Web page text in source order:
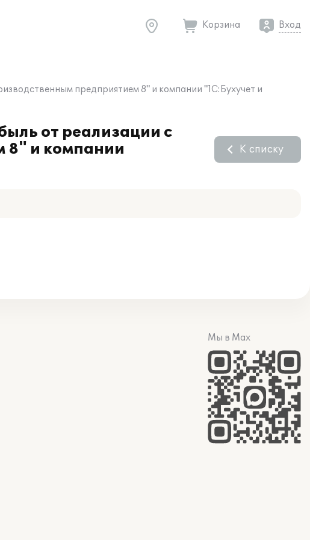
Корзина Вход
предприятием 8" и компании "1С:Бухучет и
от реализации с
8" и компании
К списку
Мы в Max